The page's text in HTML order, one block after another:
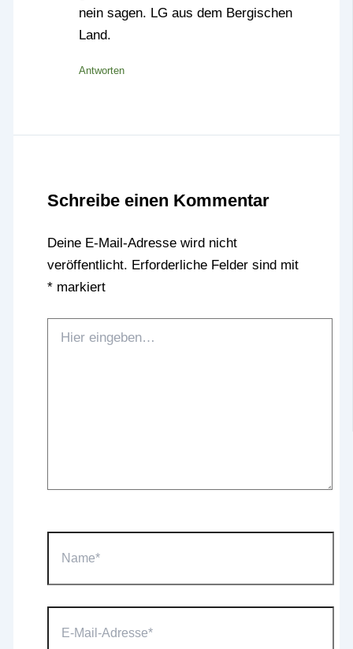
nein sagen. LG aus dem Bergischen
Land.
Antworten
Schreibe einen Kommentar
Deine E-Mail-Adresse wird nicht
veröffentlicht. Erforderliche Felder sind mit
*markiert
eingeben…
Mail-